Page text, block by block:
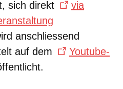
sich direkt
via
anschliessend
auf dem
Youtube-